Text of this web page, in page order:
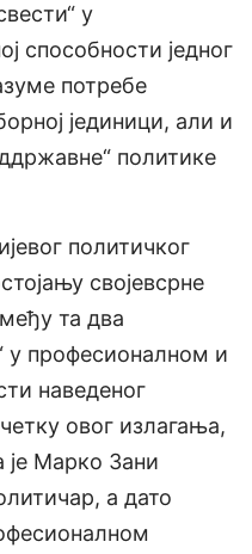
у
способности једног
потребе
јединици, али и
политике
политичког
својевсрне
та два
у професионалном и
наведеног
овог излагања,
Марко Зани
а дато